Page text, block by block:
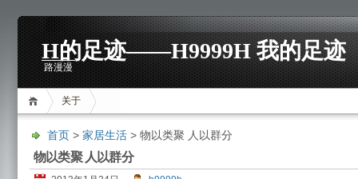
H的足迹——H9999H 我的足迹
路漫漫
关于
首页 > 家居生活 > 物以类聚 人以群分
物以类聚 人以群分